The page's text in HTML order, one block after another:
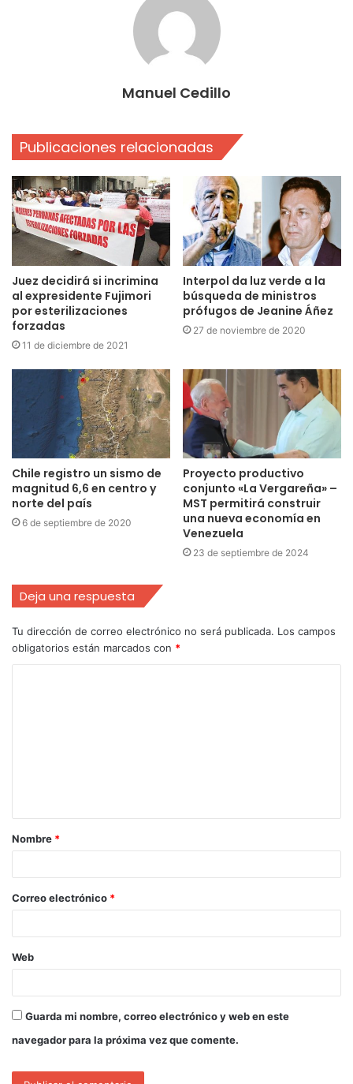
Manuel Cedillo
Publicaciones relacionadas
Juez decidirá si incrimina
al expresidente Fujimori
por esterilizaciones
forzadas
11 de diciembre de 2021
Interpol da luz verde a la
búsqueda de ministros
prófugos de Jeanine Áñez
27 de noviembre de 2020
Chile registro un sismo de
magnitud 6,6 en centro y
norte del país
6 de septiembre de 2020
Proyecto productivo
conjunto «La Vergareña» –
MST permitirá construir
una nueva economía en
Venezuela
23 de septiembre de 2024
Deja una respuesta
Tu dirección de correo electrónico no será publicada. Los campos
obligatorios están marcados con *
Nombre *
Correo electrónico *
Web
Guarda mi nombre, correo electrónico y web en este
navegador para la próxima vez que comente.